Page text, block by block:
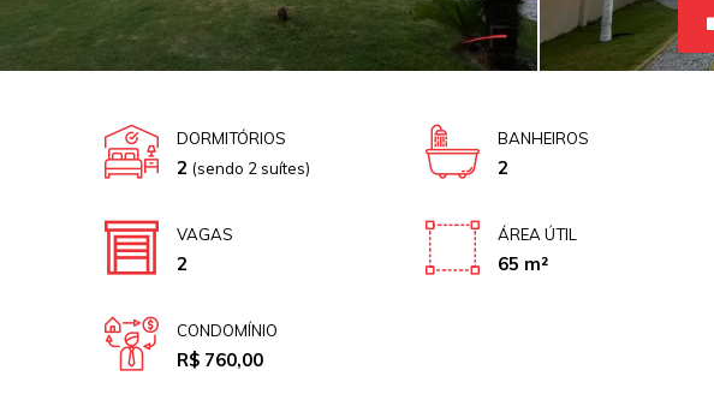
DORMITÓRIOS
2 (sendo 2 suítes)
BANHEIROS
2
VAGAS
2
ÁREA ÚTIL
65 m²
CONDOMÍNIO
R$ 760,00